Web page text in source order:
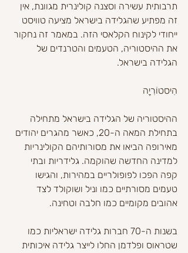
תרבותית עשירה וסצנה קולינרית מגוונת, אין
זה מפתיע שהגלידה בישראל מציעה טוויסט
ייחודי לקינוח הקלאסי הזה. במאמר זה נחקור
את ההיסטוריה, הטעמים והטרנדים של
הגלידה בישראל.
הִיסטוֹרִיָה
ההיסטוריה של הגלידה בישראל מתחילה
בתחילת המאה ה-20, כאשר מהגרים יהודים
מאירופה הביאו את מסורותיהם הקולינריות
למדינה החדשה שהוקמה. גלידריות ובתי
קפה הפכו לפופולריים במהירות, והגישו
טעמים מסורתיים כמו וניל ושוקולד לצד
אהובים מקומיים כמו חלבה וטחינה.
בשנות ה-70 חברות גלידה ישראליות כמו
שטראוס ופלדמן החלו לייצר גלידה איכותית